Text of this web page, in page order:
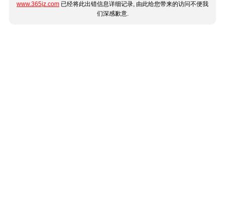
www.365jz.com 已经将此出错信息详细记录, 由此给您带来的访问不便我
们深感歉意.